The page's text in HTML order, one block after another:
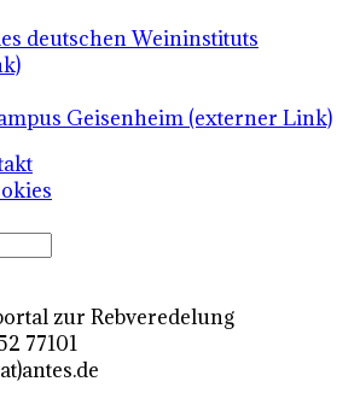
deutschen Weininstituts
Geisenheim (externer Link)
zur Rebveredelung
77101